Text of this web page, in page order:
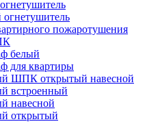
пожаротушения
белый
для квартиры
ШПК открытый навесной
встроенный
навесной
открытый